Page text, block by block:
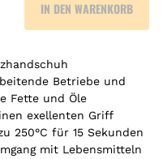
IN DEN WARENKORB
Betriebe und
Fette und Öle
exellenten Griff
250°C für 15 Sekunden
mit Lebensmitteln